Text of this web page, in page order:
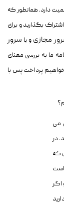
دارد. همانطور که
بگذارید و برای
مجازی و یا سرور
ما به بررسی معنای
خواهیم پرداخت پس با
می
در
که
اگر